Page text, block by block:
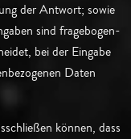
der Antwort; sowie
sind fragebogen-
bei der Eingabe
Daten
können, dass